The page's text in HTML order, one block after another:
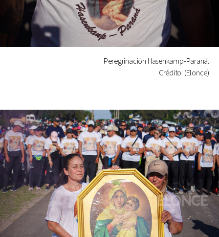
Peregrinación Hasenkamp-Paraná.
Crédito: (Elonce)